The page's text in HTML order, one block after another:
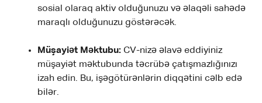
sosial olaraq aktiv olduğunuzu və əlaqəli sahədə
maraqlı olduğunuzu göstərəcək.
Müşayiət Məktubu: CV-nizə əlavə eddiyiniz
müşayiət məktubunda təcrübə çatışmazlığınızı
izah edin. Bu, işəgötürənlərin diqqətini cəlb edə
bilər.